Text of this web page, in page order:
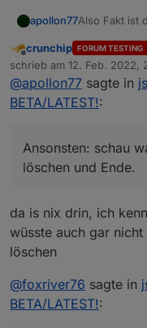
apollon77Also Fakt ist
tun. Ich tippe
Dateien in
das vllt
wenn nix
Offline
crunchip FORUM TESTING
schrieb am 12. Feb. 2022,
zuletzt editiert von
@apollon77 sagte in
BETA/LATEST!:
Ansonsten: schau
löschen und Ende.
da is nix drin, ich
wüsste auch gar
löschen
@foxriver76 sagte in
BETA/LATEST!: